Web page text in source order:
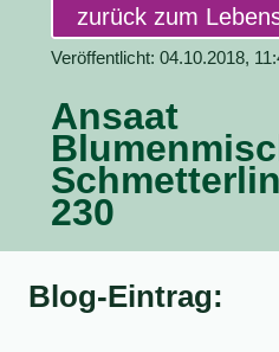
zurück zum
Veröffentlicht: 04.10.2018,
Ansaat
230
Blog-Eintrag: